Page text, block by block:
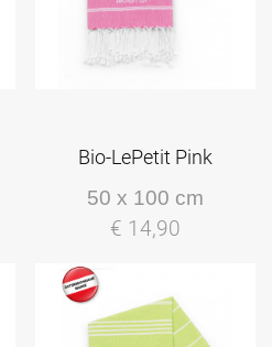
Bio-LePetit Pink
50 x 100 cm
€ 14,90